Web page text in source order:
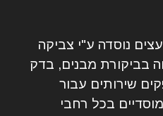
נוסדה ע"י צביקה
1998 ומתמחה בביקורת מבנים, בדק
שירותים עבור
בכל רחבי